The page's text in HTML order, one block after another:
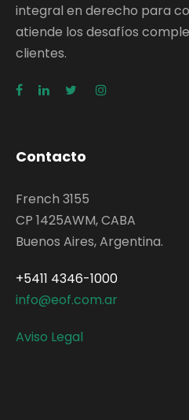
integral en derecho para
atiende los desafíos
clientes.
Contacto
French 3155
CP 1425AWM, CABA
Buenos Aires, Argentina.
+5411 4346-1000
info@eof.com.ar
Aviso Legal